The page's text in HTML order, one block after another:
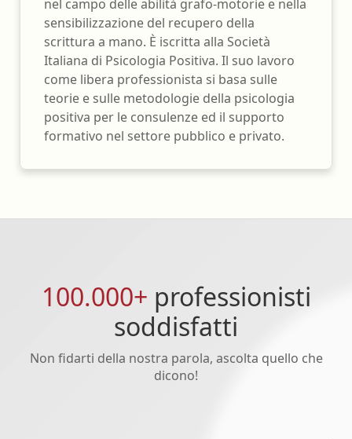
nel campo delle abilità grafo-motorie e nella
sensibilizzazione del recupero della
scrittura a mano. È iscritta alla Società
Italiana di Psicologia Positiva. Il suo lavoro
come libera professionista si basa sulle
teorie e sulle metodologie della psicologia
positiva per le consulenze ed il supporto
formativo nel settore pubblico e privato.
100.000+ professionisti
soddisfatti
Non fidarti della nostra parola, ascolta quello che
dicono!